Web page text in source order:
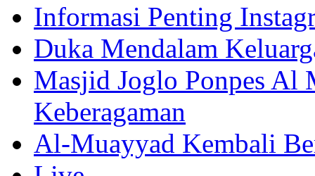
Informasi Penting
Duka Mendalam
Masjid Joglo Ponpes Al
Keberagaman
Al-Muayyad Kembali